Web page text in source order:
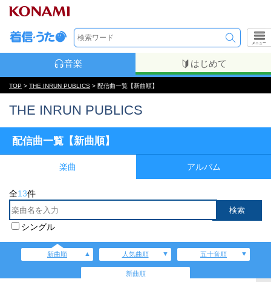
メニュー
音楽 はじめて
TOP > THE INRUN PUBLICS > 配信曲一覧【新曲順】
THE INRUN PUBLICS
配信曲一覧【新曲順】
楽曲 アルバム
全13件
シングル
新曲順 人気曲順 五十音順
新曲順